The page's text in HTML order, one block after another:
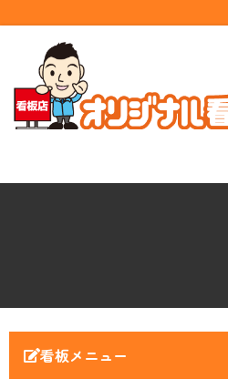
テ
ン
看板メニュー